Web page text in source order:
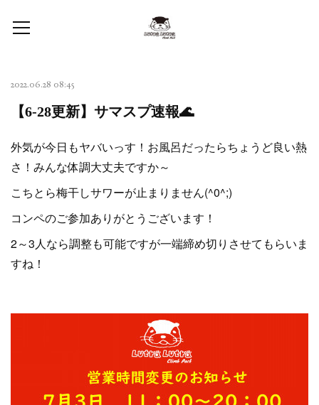
2022.06.28 08:45
【6-28更新】サマスプ速報🌊
外気が今日もヤバいっす！お風呂だったらちょうど良い熱
さ！みんな体調大丈夫ですか～
こちとら梅干しサワーが止まりません(^0^;)
コンペのご参加ありがとうございます！
2～3人なら調整も可能ですが一端締め切りさせてもらいま
すね！